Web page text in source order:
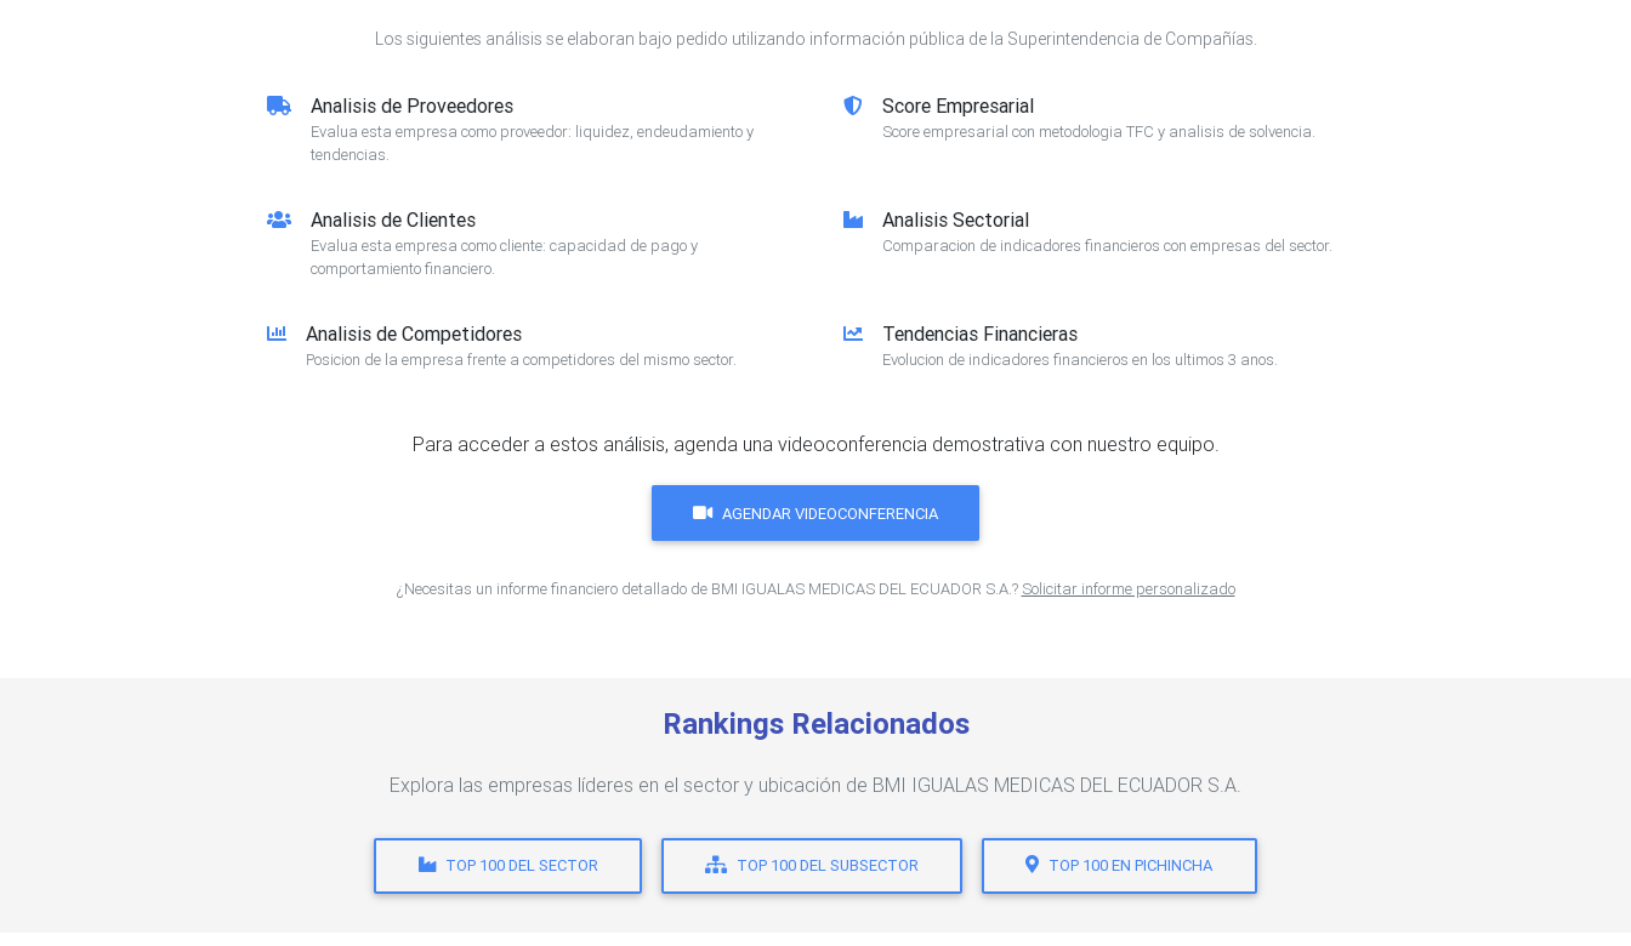
Los siguientes análisis se elaboran bajo pedido utilizando información pública de la Superintendencia de Compañías.
Analisis de Proveedores
Evalua esta empresa como proveedor: liquidez, endeudamiento y
tendencias.
Score Empresarial
Score empresarial con metodologia TFC y analisis de solvencia.
Analisis de Clientes
Evalua esta empresa como cliente: capacidad de pago y
comportamiento financiero.
Analisis Sectorial
Comparacion de indicadores financieros con empresas del sector.
Analisis de Competidores
Posicion de la empresa frente a competidores del mismo sector.
Tendencias Financieras
Evolucion de indicadores financieros en los ultimos 3 anos.
Para acceder a estos análisis, agenda una videoconferencia demostrativa con nuestro equipo.
AGENDAR VIDEOCONFERENCIA
¿Necesitas un informe financiero detallado de BMI IGUALAS MEDICAS DEL ECUADOR S.A.? Solicitar informe personalizado
Rankings Relacionados
Explora las empresas líderes en el sector y ubicación de BMI IGUALAS MEDICAS DEL ECUADOR S.A.
TOP 100 DEL SECTOR TOP 100 DEL SUBSECTOR TOP 100 EN PICHINCHA